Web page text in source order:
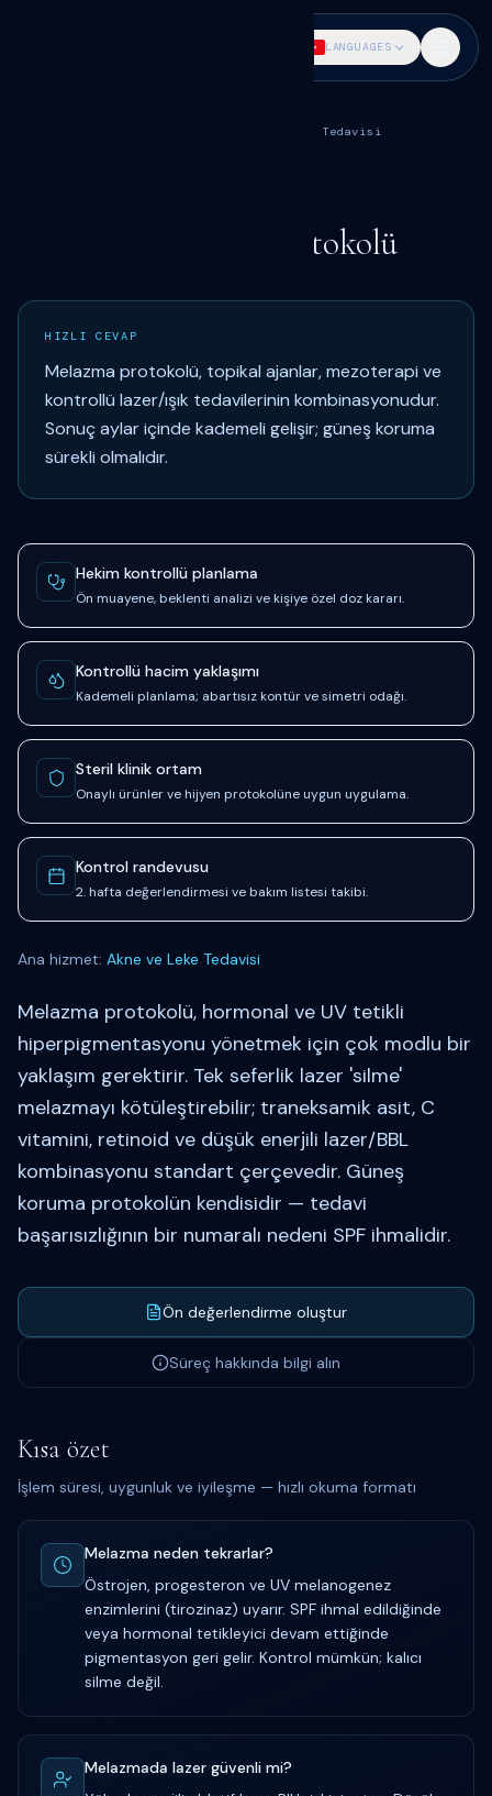
LANGUAGES
Akne ve Leke Tedavisi
Samsun Melazma Protokolü
HIZLI CEVAP
Melazma protokolü, topikal ajanlar, mezoterapi ve
kontrollü lazer/ışık tedavilerinin kombinasyonudur.
Sonuç aylar içinde kademeli gelişir; güneş koruma
sürekli olmalıdır.
Güven ve süreç sinyalleri
Hekim kontrollü planlama
Ön muayene, beklenti analizi ve kişiye özel doz kararı.
Kontrollü hacim yaklaşımı
Kademeli planlama; abartısız kontür ve simetri odağı.
Steril klinik ortam
Onaylı ürünler ve hijyen protokolüne uygun uygulama.
Kontrol randevusu
2. hafta değerlendirmesi ve bakım listesi takibi.
Ana hizmet: Akne ve Leke Tedavisi
Melazma protokolü, hormonal ve UV tetikli
hiperpigmentasyonu yönetmek için çok modlu bir
yaklaşım gerektirir. Tek seferlik lazer 'silme'
melazmayı kötüleştirebilir; traneksamik asit, C
vitamini, retinoid ve düşük enerjili lazer/BBL
kombinasyonu standart çerçevedir. Güneş
koruma protokolün kendisidir — tedavi
başarısızlığının bir numaralı nedeni SPF ihmalidir.
Ön değerlendirme oluştur
Süreç hakkında bilgi alın
Kısa özet
İşlem süresi, uygunluk ve iyileşme — hızlı okuma formatı
Melazma neden tekrarlar?
Östrojen, progesteron ve UV melanogenez
enzimlerini (tirozinaz) uyarır. SPF ihmal edildiğinde
veya hormonal tetikleyici devam ettiğinde
pigmentasyon geri gelir. Kontrol mümkün; kalıcı
silme değil.
Melazmada lazer güvenli mi?